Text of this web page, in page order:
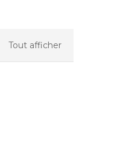
Tout afficher